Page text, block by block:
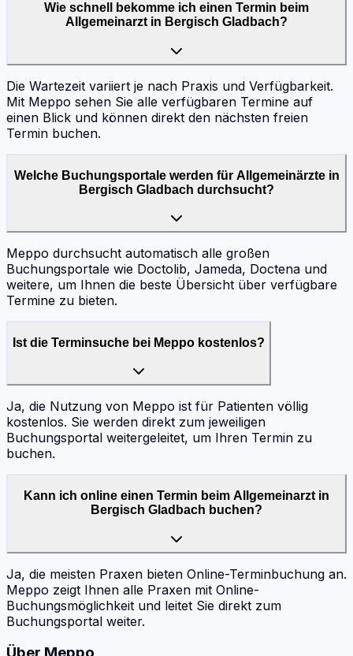
Wie schnell bekomme ich einen Termin beim
Allgemeinarzt in Bergisch Gladbach?
Die Wartezeit variiert je nach Praxis und Verfügbarkeit.
Mit Meppo sehen Sie alle verfügbaren Termine auf
einen Blick und können direkt den nächsten freien
Termin buchen.
Welche Buchungsportale werden für Allgemeinärzte in
Bergisch Gladbach durchsucht?
Meppo durchsucht automatisch alle großen
Buchungsportale wie Doctolib, Jameda, Doctena und
weitere, um Ihnen die beste Übersicht über verfügbare
Termine zu bieten.
Ist die Terminsuche bei Meppo kostenlos?
Ja, die Nutzung von Meppo ist für Patienten völlig
kostenlos. Sie werden direkt zum jeweiligen
Buchungsportal weitergeleitet, um Ihren Termin zu
buchen.
Kann ich online einen Termin beim Allgemeinarzt in
Bergisch Gladbach buchen?
Ja, die meisten Praxen bieten Online-Terminbuchung an.
Meppo zeigt Ihnen alle Praxen mit Online-
Buchungsmöglichkeit und leitet Sie direkt zum
Buchungsportal weiter.